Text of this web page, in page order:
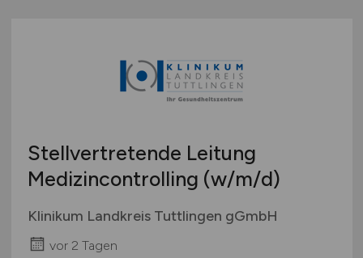
Stellvertretende Leitung
Medizincontrolling (w/m/d)
Klinikum Landkreis Tuttlingen gGmbH
vor 2 Tagen